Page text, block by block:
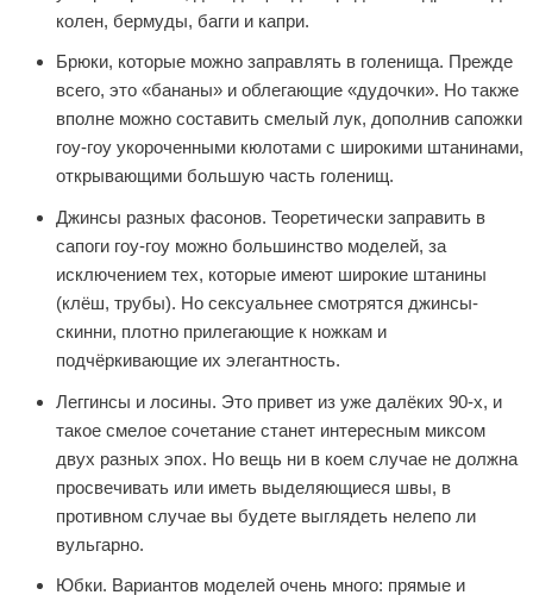
колен, бермуды, багги и капри.
Брюки, которые можно заправлять в голенища. Прежде
всего, это «бананы» и облегающие «дудочки». Но также
вполне можно составить смелый лук, дополнив сапожки
гоу-гоу укороченными кюлотами с широкими штанинами,
открывающими большую часть голенищ.
Джинсы разных фасонов. Теоретически заправить в
сапоги гоу-гоу можно большинство моделей, за
исключением тех, которые имеют широкие штанины
(клёш, трубы). Но сексуальнее смотрятся джинсы-
скинни, плотно прилегающие к ножкам и
подчёркивающие их элегантность.
Леггинсы и лосины. Это привет из уже далёких 90-х, и
такое смелое сочетание станет интересным миксом
двух разных эпох. Но вещь ни в коем случае не должна
просвечивать или иметь выделяющиеся швы, в
противном случае вы будете выглядеть нелепо ли
вульгарно.
Юбки. Вариантов моделей очень много: прямые и